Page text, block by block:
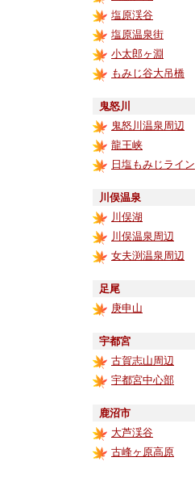
塩原渓谷
塩原温泉街
小太郎ヶ淵
もみじ谷大吊橋
鬼怒川
鬼怒川温泉周辺
龍王峡
日塩もみじライン
川俣温泉
川俣湖
川俣温泉周辺
女夫渕温泉周辺
足尾
庚申山
宇都宮
古賀志山周辺
宇都宮中心部
鹿沼市
大芦渓谷
古峰ヶ原高原